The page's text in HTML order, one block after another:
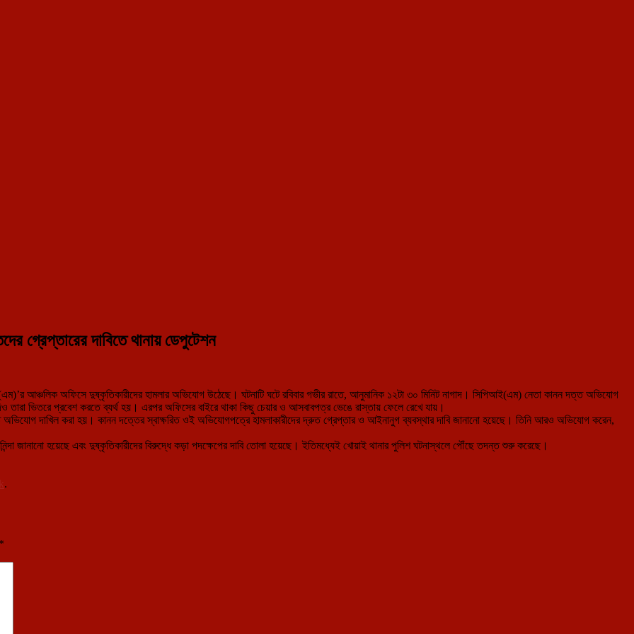
portal in Tripura.
গ্রেপ্তারের দাবিতে থানায় ডেপুটেশন
আঞ্চলিক অফিসে দুষ্কৃতিকারীদের হামলার অভিযোগ উঠেছে। ঘটনাটি ঘটে রবিবার গভীর রাতে, আনুমানিক ১২টা ৩০ মিনিট নাগাদ। সিপিআই(এম) নেতা কানন দত্ত অভিযোগ
তারা ভিতরে প্রবেশ করতে ব্যর্থ হয়। এরপর অফিসের বাইরে থাকা কিছু চেয়ার ও আসবাবপত্র ভেঙে রাস্তায় ফেলে রেখে যায়।
অভিযোগ দাখিল করা হয়। কানন দত্তের স্বাক্ষরিত ওই অভিযোগপত্রে হামলাকারীদের দ্রুত গ্রেপ্তার ও আইনানুগ ব্যবস্থার দাবি জানানো হয়েছে। তিনি আরও অভিযোগ করেন,
জানানো হয়েছে এবং দুষ্কৃতিকারীদের বিরুদ্ধে কড়া পদক্ষেপের দাবি তোলা হয়েছে। ইতিমধ্যেই খোয়াই থানার পুলিশ ঘটনাস্থলে পৌঁছে তদন্ত শুরু করেছে।
.
*